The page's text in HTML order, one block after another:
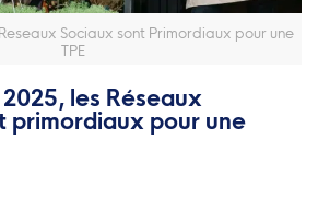
Sociaux sont Primordiaux pour une
TPE
les Réseaux
primordiaux pour une